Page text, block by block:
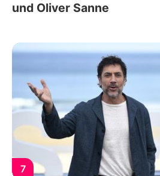
und Oliver Sanne
7